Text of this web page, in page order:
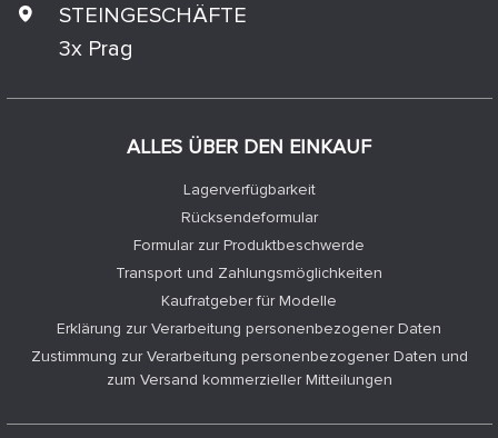
ALLES ÜBER DEN EINKAUF
Lagerverfügbarkeit
Rücksendeformular
Formular zur Produktbeschwerde
Transport und Zahlungsmöglichkeiten
Kaufratgeber für Modelle
Erklärung zur Verarbeitung personenbezogener Daten
Zustimmung zur Verarbeitung personenbezogener Daten und
zum Versand kommerzieller Mitteilungen
STEINGESCHÄFTE
3x Prag